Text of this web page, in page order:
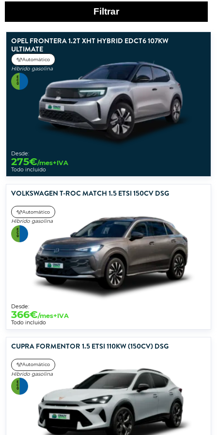
Filtrar
OPEL FRONTERA 1.2T XHT HYBRID EDCT6 107KW
ULTIMATE
Automático
Híbrido gasolina
Desde:
275€/mes+IVA
Todo incluido
VOLKSWAGEN T-ROC MATCH 1.5 ETSI 150CV DSG
Automático
Híbrido gasolina
Desde:
366€/mes+IVA
Todo incluido
CUPRA FORMENTOR 1.5 ETSI 110KW (150CV) DSG
Automático
Híbrido gasolina